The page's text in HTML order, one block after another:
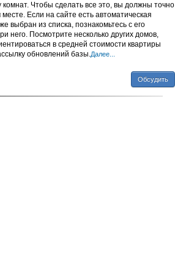
Чтобы сделать все это, вы должны точно
Если на сайте есть автоматическая
выбран из списка, познакомьтесь с его
Посмотрите несколько других домов,
в средней стоимости квартиры
обновлений базы.Далее...
Обсудить